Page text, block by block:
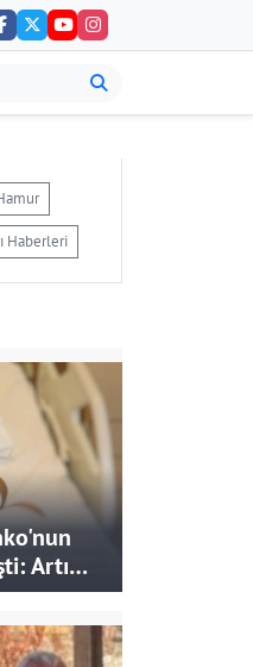
Haberleri
Artık